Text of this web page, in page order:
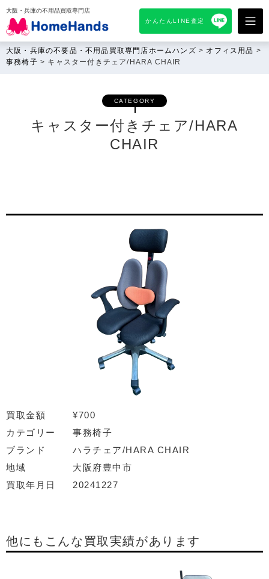
大阪・兵庫の不用品買取専門店
かんたんLINE査定
大阪・兵庫の不要品・不用品買取専門店ホームハンズ > オフィス用品 >
事務椅子 > キャスター付きチェア/HARA CHAIR
CATEGORY
キャスター付きチェア/HARA
CHAIR
買取金額
¥700
カテゴリー
事務椅子
ブランド
ハラチェア/HARA CHAIR
地域
大阪府豊中市
買取年月日
20241227
他にもこんな買取実績があります